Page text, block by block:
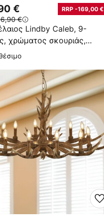
Lindby Caleb, 9-
χρώματος σκουριάς,
E14
€ RRP -169,00 €
€